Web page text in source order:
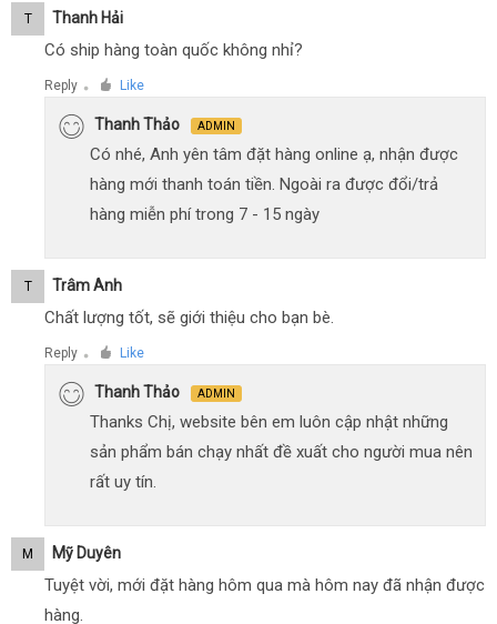
T Thanh Hải
Có ship hàng toàn quốc không nhỉ?
Reply ● Like
Thanh Thảo ADMIN
Có nhé, Anh yên tâm đặt hàng online ạ, nhận được
hàng mới thanh toán tiền. Ngoài ra được đổi/trả
hàng miễn phí trong 7 - 15 ngày
T Trâm Anh
Chất lượng tốt, sẽ giới thiệu cho bạn bè.
Reply ● Like
Thanh Thảo ADMIN
Thanks Chị, website bên em luôn cập nhật những
sản phẩm bán chạy nhất đề xuất cho người mua nên
rất uy tín.
M Mỹ Duyên
Tuyệt vời, mới đặt hàng hôm qua mà hôm nay đã nhận được
hàng.